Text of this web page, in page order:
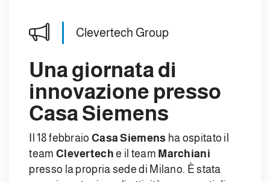
Clevertech Group
Una giornata di
innovazione presso
Casa Siemens
Il 18 febbraio Casa Siemens ha ospitato il
team Clevertech e il team Marchiani
presso la propria sede di Milano. È stata